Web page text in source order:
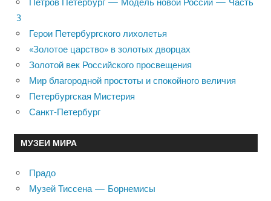
3
Герои Петербургского лихолетья
«Золотое царство» в золотых дворцах
Золотой век Российского просвещения
Мир благородной простоты и спокойного величия
Петербургская Мистерия
Санкт-Петербург
МУЗЕИ МИРА
Прадо
Музей Тиссена — Борнемисы